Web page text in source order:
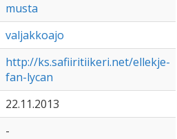
musta
valjakkoajo
http://ks.safiiritiikeri.net/ellekje-
fan-lycan
22.11.2013
-